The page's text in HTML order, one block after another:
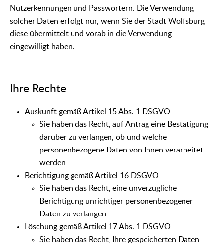
Nutzerkennungen und Passwörtern. Die Verwendung
solcher Daten erfolgt nur, wenn Sie der Stadt Wolfsburg
diese übermittelt und vorab in die Verwendung
eingewilligt haben.
Ihre Rechte
Auskunft gemäß Artikel 15 Abs. 1 DSGVO
Sie haben das Recht, auf Antrag eine Bestätigung
darüber zu verlangen, ob und welche
personenbezogene Daten von Ihnen verarbeitet
werden
Berichtigung gemäß Artikel 16 DSGVO
Sie haben das Recht, eine unverzügliche
Berichtigung unrichtiger personenbezogener
Daten zu verlangen
Löschung gemäß Artikel 17 Abs. 1 DSGVO
Sie haben das Recht, Ihre gespeicherten Daten